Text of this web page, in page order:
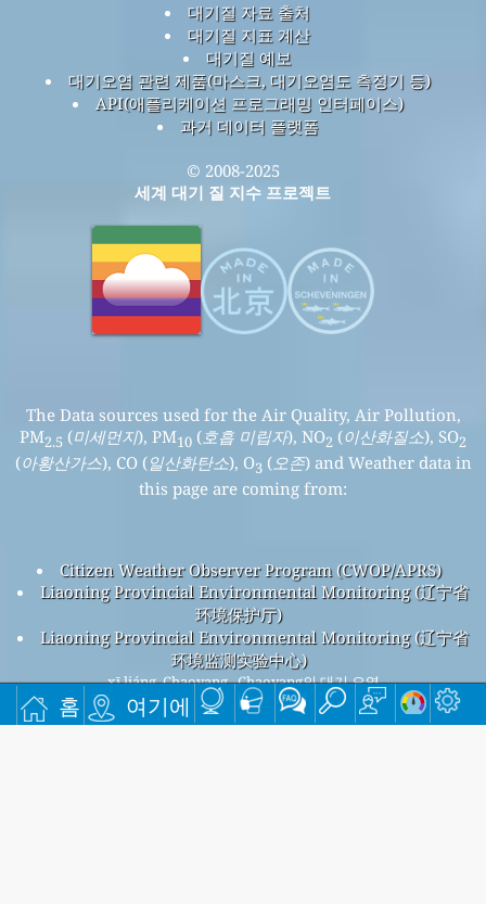
홈 여기에
대기질 자료 출처
대기질 지표 계산
대기질 예보
대기오염 관련 제품(마스크, 대기오염도 측정기 등)
API(애플리케이션 프로그래밍 인터페이스)
과거 데이터 플랫폼
© 2008-2025
세계 대기 질 지수 프로젝트
The Data sources used for the Air Quality, Air Pollution,
PM2.5 (미세먼지), PM10 (호흡 미립자), NO2 (이산화질소), SO2
(아황산가스), CO (일산화탄소), O3 (오존) and Weather data in
this page are coming from:
Citizen Weather Observer Program (CWOP/APRS)
Liaoning Provincial Environmental Monitoring (辽宁省
环境保护厅)
Liaoning Provincial Environmental Monitoring (辽宁省
环境监测实验中心)
xī liáng, Chaoyang , Chaoyang의 대기 오염
xī liáng, Chaoyang , Chaoyang 전체 대기 오염 지수는
24입니다.